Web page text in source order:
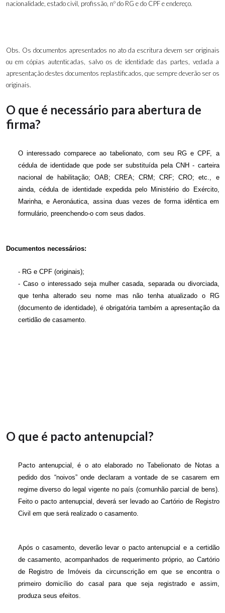
nacionalidade, estado civil, profissão, nº do RG e do CPF e endereço.
Obs. Os documentos apresentados no ato da escritura devem ser originais
ou em cópias autenticadas, salvo os de identidade das partes, vedada a
apresentação destes documentos replastificados, que sempre deverão ser os
originais.
O que é necessário para abertura de
firma?
O interessado comparece ao tabelionato, com seu RG e CPF, a
cédula de identidade que pode ser substituída pela CNH - carteira
nacional de habilitação; OAB; CREA; CRM; CRF; CRO; etc., e
ainda, cédula de identidade expedida pelo Ministério do Exército,
Marinha, e Aeronáutica, assina duas vezes de forma idêntica em
formulário, preenchendo-o com seus dados.
Documentos necessários:
- RG e CPF (originais);
- Caso o interessado seja mulher casada, separada ou divorciada,
que tenha alterado seu nome mas não tenha atualizado o RG
(documento de identidade), é obrigatória também a apresentação da
certidão de casamento.
O que é pacto antenupcial?
Pacto antenupcial, é o ato elaborado no Tabelionato de Notas a
pedido dos “noivos” onde declaram a vontade de se casarem em
regime diverso do legal vigente no país (comunhão parcial de bens).
Feito o pacto antenupcial, deverá ser levado ao Cartório de Registro
Civil em que será realizado o casamento.
Após o casamento, deverão levar o pacto antenupcial e a certidão
de casamento, acompanhados de requerimento próprio, ao Cartório
de Registro de Imóveis da circunscrição em que se encontra o
primeiro domicílio do casal para que seja registrado e assim,
produza seus efeitos.